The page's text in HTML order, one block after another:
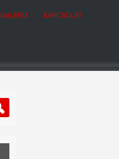
GALÉRIA KAPCSOLAT